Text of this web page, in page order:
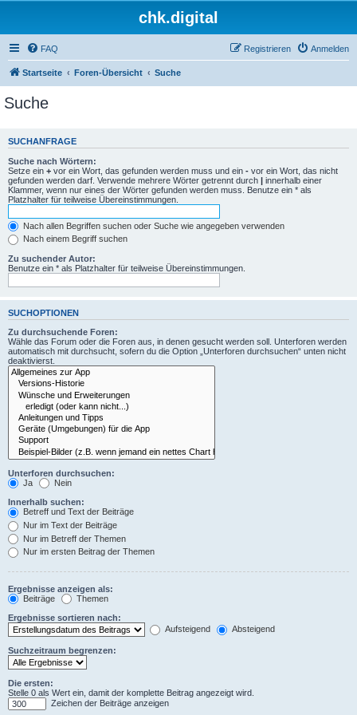
chk.digital
FAQ Anmelden
Registrieren
Startseite Foren-Übersicht Suche
Suche
SUCHANFRAGE
Suche nach Wörtern:
Setze ein + vor ein Wort, das gefunden werden muss und ein - vor ein Wort, das nicht
gefunden werden darf. Verwende mehrere Wörter getrennt durch | innerhalb einer
Klammer, wenn nur eines der Wörter gefunden werden muss. Benutze ein * als
Platzhalter für teilweise Übereinstimmungen.
Nach allen Begriffen suchen oder Suche wie angegeben verwenden
Nach einem Begriff suchen
Zu suchender Autor:
Benutze ein * als Platzhalter für teilweise Übereinstimmungen.
SUCHOPTIONEN
Zu durchsuchende Foren:
Wähle das Forum oder die Foren aus, in denen gesucht werden soll. Unterforen werden
automatisch mit durchsucht, sofern du die Option „Unterforen durchsuchen“ unten nicht
deaktivierst.
Unterforen durchsuchen:
Ja
Nein
Innerhalb suchen:
Betreff und Text der Beiträge
Nur im Text der Beiträge
Nur im Betreff der Themen
Nur im ersten Beitrag der Themen
Ergebnisse anzeigen als:
Beiträge
Themen
Ergebnisse sortieren nach:
Aufsteigend
Absteigend
Suchzeitraum begrenzen:
Die ersten:
Stelle 0 als Wert ein, damit der komplette Beitrag angezeigt wird.
Zeichen der Beiträge anzeigen